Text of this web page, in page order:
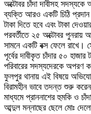
অক্টোবর চাঁদা দাবীসহ সদস্যকে
ব্যক্তি আরও একটি চিঠি
টাকা দিতে হবে এবং টাকা
পরবর্তীতে ২৫ অক্টোবর পুনরায়
সামনে একটি বক্স ফেলে রাখে।
পূর্বের দাবীকৃত চাঁদার ৫০
পরিবারের সদস্যদেরকে অপরণ
ফুলপুর থানায় এই বিষয়ে
বিরামহীন ভাবে তদন্ত শুরু
মাধ্যমে প্রাননাশের হুমকি ও
আব্দুল মন্নাছের ছেলে মোঃ